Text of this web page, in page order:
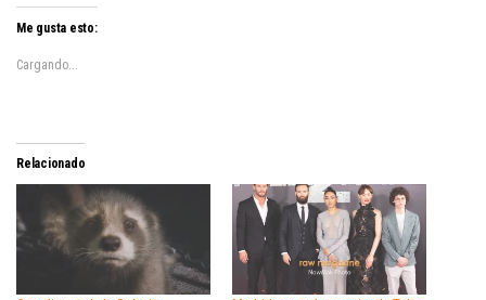
Me gusta esto:
Cargando...
Relacionado